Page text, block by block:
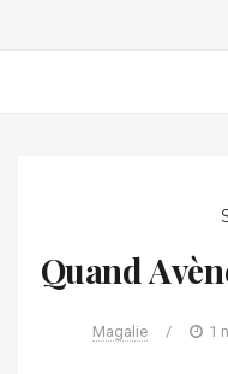
Quand
Magalie / 1